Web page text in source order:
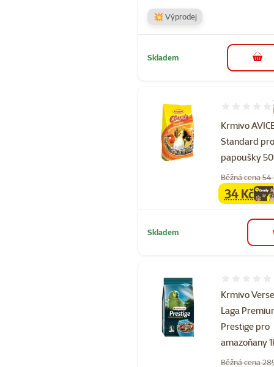
💥 Výprodej
Skladem do
Krmivo
Standard
papoušky
Hodnocení
Běžná cena 54
family
34 Kč
Skladem
Krmivo
Laga
Prestige pro
amazoňany
Běžná cena